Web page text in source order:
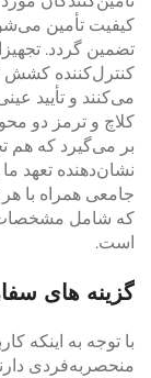
کیفیت تأمین
تضمین گردد.
کنترل‌کننده کشش ۲۴ ولتی
می‌کنند و تأیید
کلاچ و ترمز دو
بر می‌گیرد که هم
نشان‌دهنده تعهد
جامعی همراه با هر
که شامل مشخصات
است.
گزینه های
با توجه به اینکه
منحصربه‌فردی